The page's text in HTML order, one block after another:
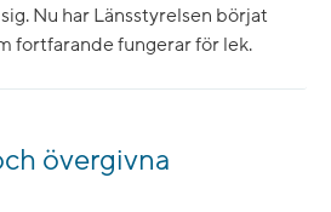
Nu har Länsstyrelsen börjat
fortfarande fungerar för lek.
övergivna